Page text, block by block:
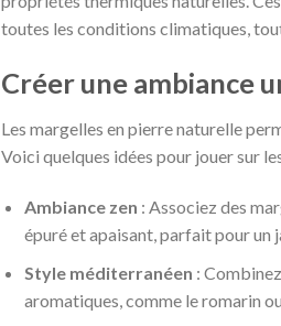
toutes les conditions climatiques,
Créer une ambiance
Les margelles en pierre naturelle
Voici quelques idées pour jouer sur
Ambiance zen : Associez des
épuré et apaisant, parfait pour un
Style méditerranéen :
aromatiques, comme le romarin